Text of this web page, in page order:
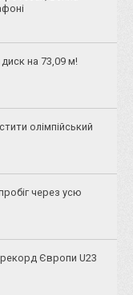
на 73,09 м!
олімпійський
через усю
Європи U23